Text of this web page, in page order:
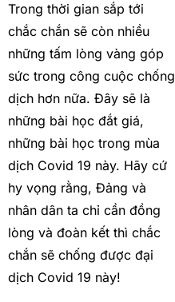
Trong thời gian sắp tới
chắc chắn sẽ còn nhiều
những tấm lòng vàng góp
sức trong công cuộc chống
dịch hơn nữa. Đây sẽ là
những bài học đắt giá,
những bài học trong mùa
dịch Covid 19 này. Hãy cứ
hy vọng rằng, Đảng và
nhân dân ta chỉ cần đồng
lòng và đoàn kết thì chắc
chắn sẽ chống được đại
dịch Covid 19 này!